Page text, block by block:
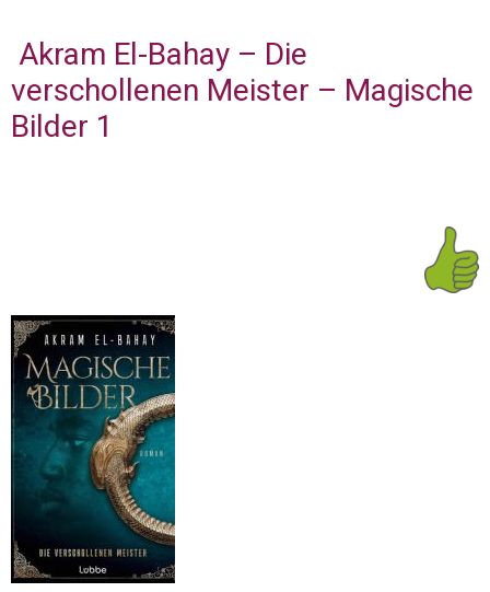
Akram El-Bahay – Die
verschollenen Meister – Magische
Bilder 1